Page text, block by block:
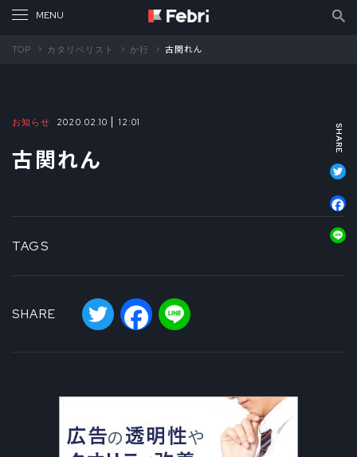
TOP カタリベリスト か行 古関れん
お知らせ 2020.02.10 12:01
古関れん
TAGS
SHARE
Twitter Facebook